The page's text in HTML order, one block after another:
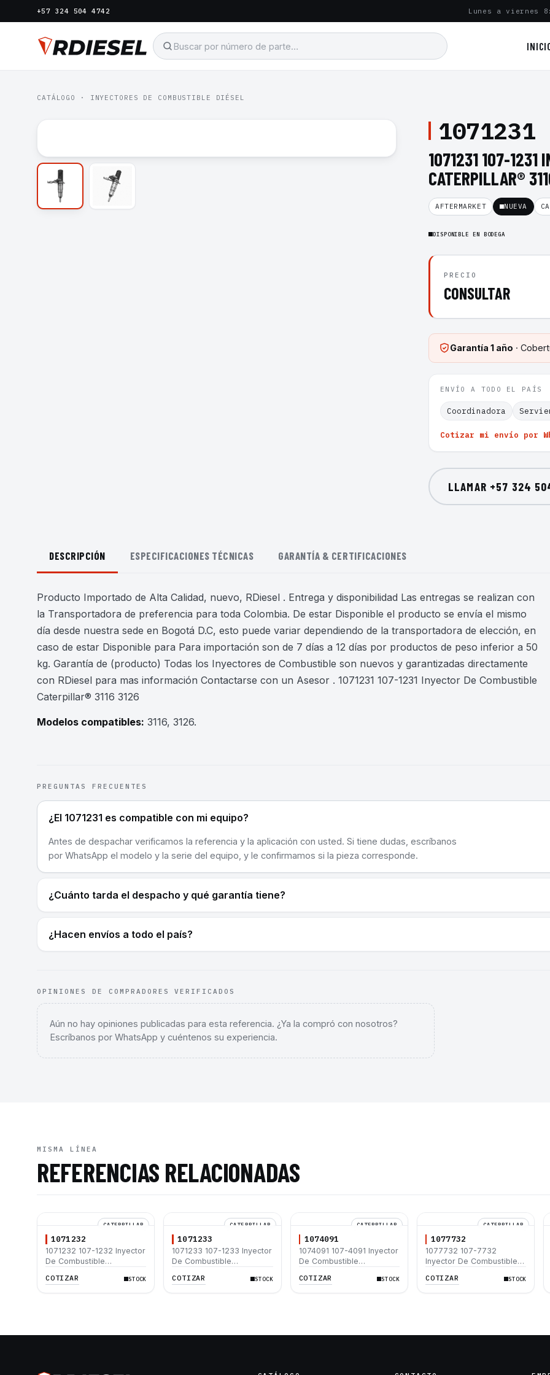
+57 324 504 4742 Lunes a viernes
CATÁLOGO · INYECTORES DE COMBUSTIBLE DIÉSEL
1071231
1071231 107-1231
CATERPILLAR®
AFTERMARKET NUEVA
DISPONIBLE EN BODEGA
PRECIO
CONSULTAR
Garantía 1 año ·
ENVÍO A TODO EL PAÍS
Coordinadora
Cotizar mi envío por
LLAMAR +57 324
DESCRIPCIÓN ESPECIFICACIONES TÉCNICAS GARANTÍA & CERTIFICACIONES
Producto Importado de Alta Calidad, nuevo, RDiesel . Entrega y disponibilidad Las entregas se realizan con
la Transportadora de preferencia para toda Colombia. De estar Disponible el producto se envía el mismo
día desde nuestra sede en Bogotá D.C, esto puede variar dependiendo de la transportadora de elección, en
caso de estar Disponible para Para importación son de 7 días a 12 días por productos de peso inferior a 50
kg. Garantía de (producto) Todas los Inyectores de Combustible son nuevos y garantizadas directamente
con RDiesel para mas información Contactarse con un Asesor . 1071231 107-1231 Inyector De Combustible
Caterpillar® 3116 3126
Modelos compatibles: 3116, 3126.
PREGUNTAS FRECUENTES
¿El 1071231 es compatible con mi equipo?
Antes de despachar verificamos la referencia y la aplicación con usted. Si tiene dudas, escríbanos
por WhatsApp el modelo y la serie del equipo, y le confirmamos si la pieza corresponde.
¿Cuánto tarda el despacho y qué garantía tiene?
¿Hacen envíos a todo el país?
OPINIONES DE COMPRADORES VERIFICADOS
Aún no hay opiniones publicadas para esta referencia. ¿Ya la compró con nosotros?
Escríbanos por WhatsApp y cuéntenos su experiencia.
MISMA LÍNEA
REFERENCIAS RELACIONADAS
CATERPILLAR
1071232
1071232 107-1232 Inyector
De Combustible
COTIZAR STOCK
CATERPILLAR
1071233
1071233 107-1233 Inyector
De Combustible
COTIZAR STOCK
CATERPILLAR
1074091
1074091 107-4091 Inyector
De Combustible
COTIZAR STOCK
CATERPILLAR
1077732
1077732 107-7732
Inyector De Combustible
320B 120H D5M
COTIZAR STOCK